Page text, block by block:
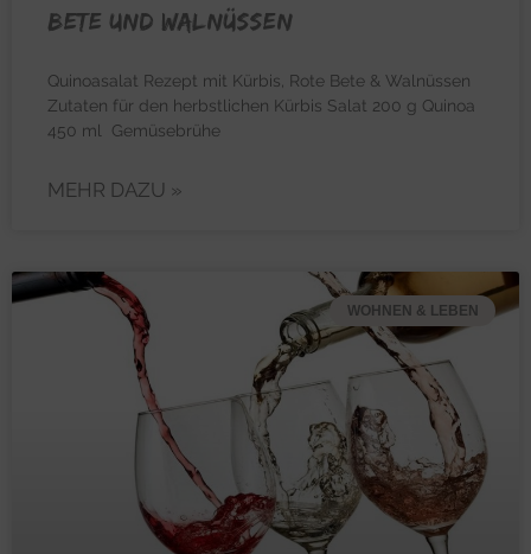
Bete und Walnüssen
Quinoasalat Rezept mit Kürbis, Rote Bete & Walnüssen
Zutaten für den herbstlichen Kürbis Salat 200 g Quinoa
450 ml Gemüsebrühe
MEHR DAZU »
WOHNEN & LEBEN